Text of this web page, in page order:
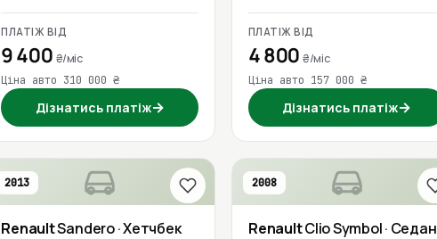
ПЛАТІЖ ВІД
9 400 ₴/міс
Ціна авто 310 000 ₴
Дізнатись платіж→
ПЛАТІЖ ВІД
4 800₴/міс
Ціна авто 157 000 ₴
Дізнатись платіж→
2013
RenaultSandero· Хетчбек
2008
RenaultClio Symbol· Седан